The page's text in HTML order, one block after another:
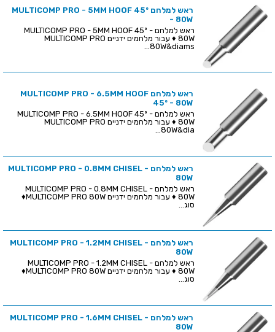
ראש למלחם MULTICOMP PRO - 5MM HOOF 45º
- 80W
ראש למלחם MULTICOMP PRO - 5MM HOOF 45º -
80W ♦ עבור מלחמים ידניים MULTICOMP PRO
80W&diams...
ראש למלחם MULTICOMP PRO - 6.5MM HOOF
45º - 80W
ראש למלחם MULTICOMP PRO - 6.5MM HOOF 45º -
80W ♦ עבור מלחמים ידניים MULTICOMP PRO
80W&dia...
ראש למלחם MULTICOMP PRO - 0.8MM CHISEL -
80W
ראש למלחם MULTICOMP PRO - 0.8MM CHISEL -
80W ♦ עבור מלחמים ידניים MULTICOMP PRO 80W♦
סוג...
ראש למלחם MULTICOMP PRO - 1.2MM CHISEL -
80W
ראש למלחם MULTICOMP PRO - 1.2MM CHISEL -
80W ♦ עבור מלחמים ידניים MULTICOMP PRO 80W♦
סוג...
ראש למלחם MULTICOMP PRO - 1.6MM CHISEL -
80W